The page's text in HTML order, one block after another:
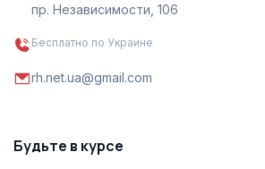
пр. Независимости, 106
Бесплатно по Украине
rh.net.ua@gmail.com
Будьте в курсе